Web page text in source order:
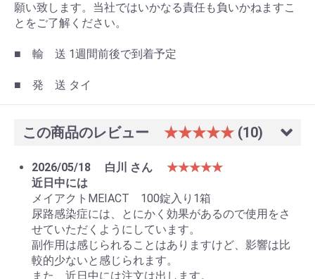
願い致します。当社ではいかなる責任も負いかねますこ
とをご了解ください。
■ 輸 送 1週間前後で到着予定
■ 発 送 タイ
この商品のレビュー ★★★★★ (10)
2026/05/18 白川 さん
★★★★★
近日中には
メイアクトMEIACT 100錠入り1箱
尿路感染症には、とにかく効果があるので使用をさ
せていただくようにしています。
副作用は感じられることはありますけど、影響は比
較的少ないと感じられます。
また、近日中には注文は出します。